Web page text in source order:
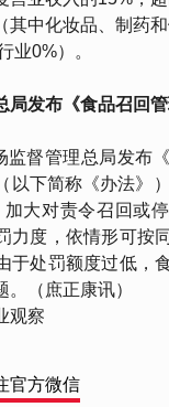
其中化妆品、制药
业0%）。
局发布《食品召回
监督管理总局发布
以下简称《办法》
加大对责令召回或
力度，依情形可按
于处罚额度过低，
（庶正康讯）
观察
官方微信